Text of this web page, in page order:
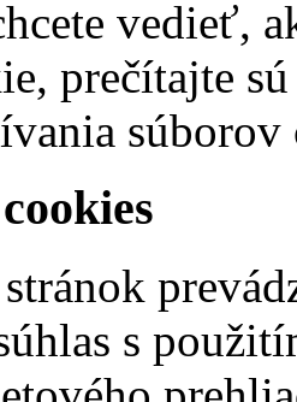
vedieť,
prečítajte
s